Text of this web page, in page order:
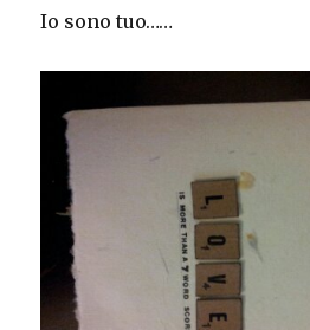
Io sono tuo……